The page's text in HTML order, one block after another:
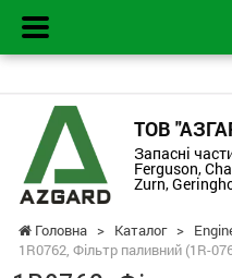
ТОВ
Запасні
Ferguson,
Zurn,
Головна > Каталог >
1R0762, Фільтр паливний (1R-